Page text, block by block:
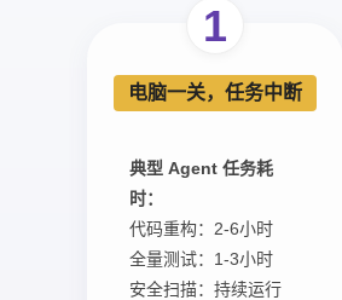
1
电脑一关，任务中断
典型 Agent 任务耗
时：
代码重构：2-6小时
全量测试：1-3小时
安全扫描：持续运行